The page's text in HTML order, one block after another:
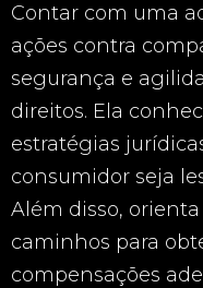
Contar com uma
ações contra
segurança e
direitos. Ela
estratégias
consumidor seja
Além disso,
caminhos para
compensações